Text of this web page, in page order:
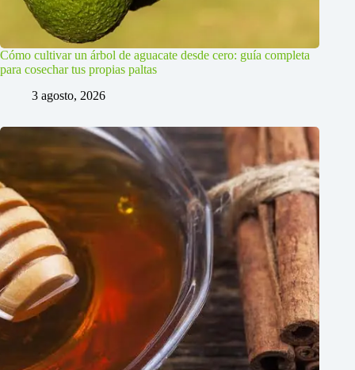
Cómo cultivar un árbol de aguacate desde cero: guía completa
para cosechar tus propias paltas
3 agosto, 2026